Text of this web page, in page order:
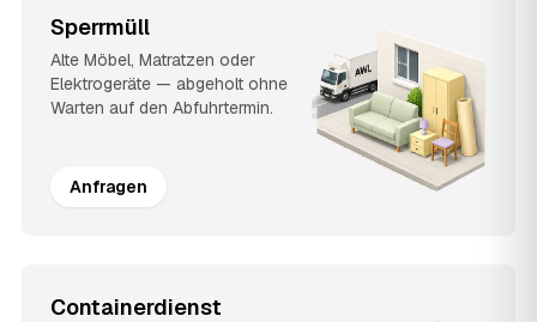
Sperrmüll
Alte Möbel, Matratzen oder
Elektrogeräte — abgeholt ohne
Warten auf den Abfuhrtermin.
Anfragen
Containerdienst